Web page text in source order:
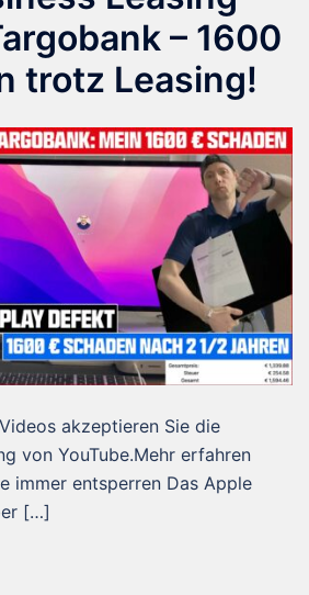
– 1600
trotz Leasing!
akzeptieren Sie die
von YouTube.Mehr erfahren
immer entsperren Das Apple
[…]